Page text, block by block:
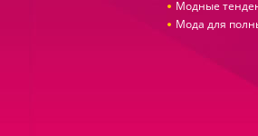
Модные
Мода для